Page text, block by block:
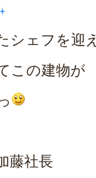
シェフを迎
この建物が
藤社長